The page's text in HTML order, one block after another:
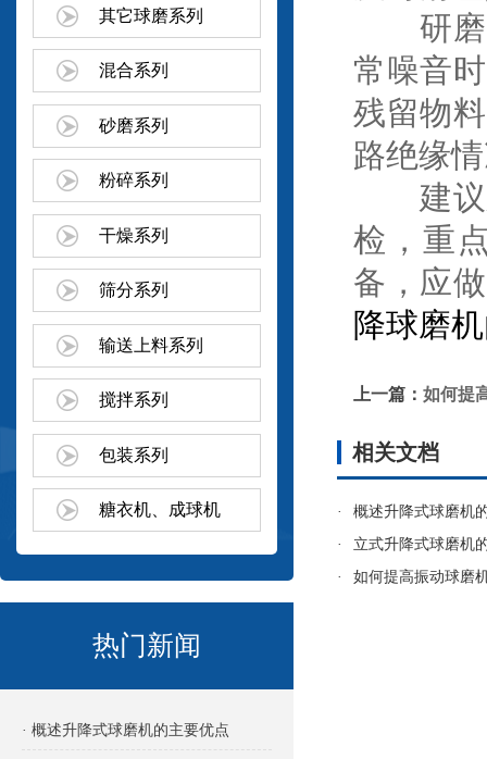
其它球磨系列
混合系列
砂磨系列
粉碎系列
干燥系列
筛分系列
输送上料系列
搅拌系列
包装系列
糖衣机、成球机
热门新闻
· 概述升降式球磨机的主要优点
研磨腔
常噪音
残留物
路绝缘
建议建
检，重
备，应
降球磨机
上一篇： 如何提
相关文档
·
概述升降式球磨机
·
立式升降式球磨机
·
如何提高振动球磨